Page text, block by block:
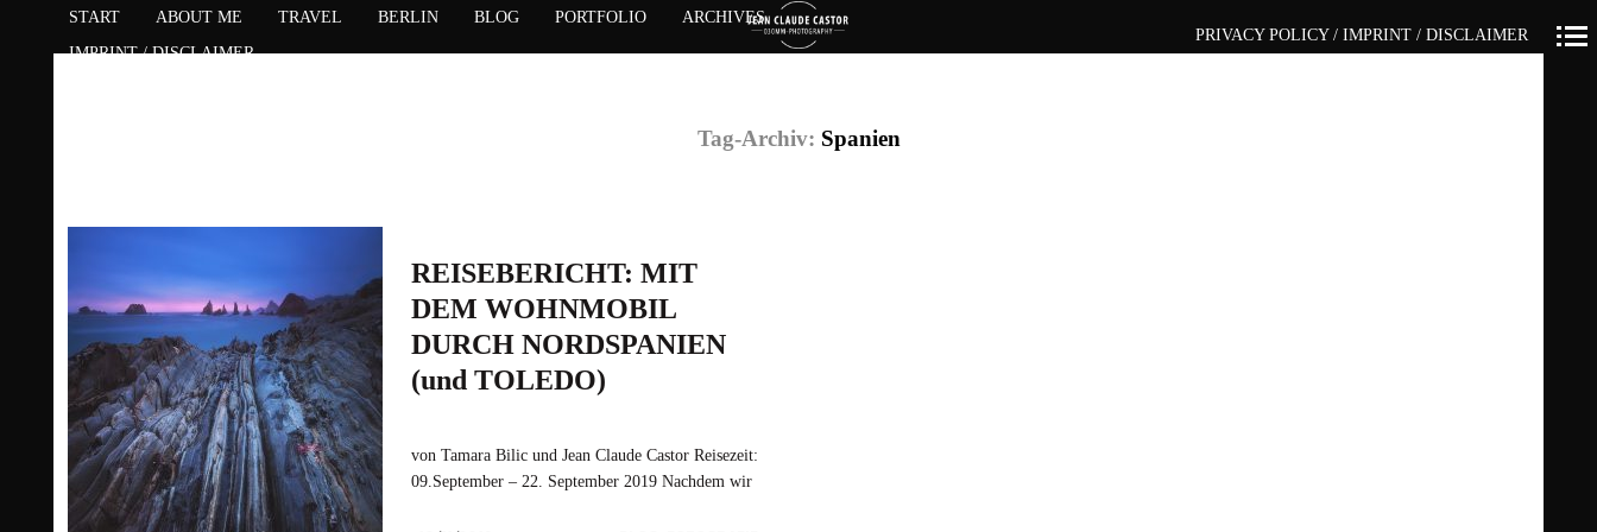
START ABOUT ME TRAVEL BERLIN BLOG PORTFOLIO
ARCHIVES
IMPRINT / DISCLAIMER
PRIVACY POLICY / IMPRINT / DISCLAIMER
Tag-Archiv: Spanien
REISEBERICHT: MIT
DEM WOHNMOBIL
DURCH NORDSPANIEN
(und TOLEDO)
von Tamara Bilic und Jean Claude Castor Reisezeit:
09.September – 22. September 2019 Nachdem wir